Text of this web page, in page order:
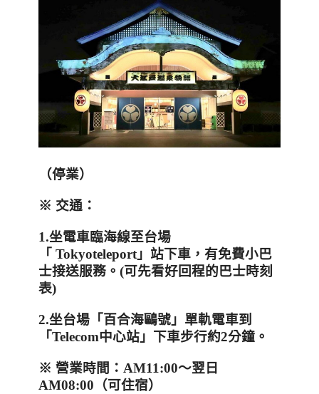
（停業）
※ 交通：
1.坐電車臨海線至台場
「 Tokyoteleport」站下車，有免費小巴
士接送服務。 (可先看好回程的巴士時刻
表)
2.坐台場「百合海鷗號」單軌電車到
「Telecom中心站」下車步行約2分鐘。
※ 營業時間： AM11:00～翌日
AM08:00 （可住宿）